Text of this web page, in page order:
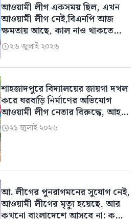
আওয়ামী লীগ একসময় ছিল, এখন
আওয়ামী লীগ নেই,বিএনপি আজ
ক্ষমতায় আছে, কাল নাও থাকতে
পারে: সারজিস আলম
২৬ জুলাই ২০২৬
শাহজাদপুরে বিদ্যালয়ের জায়গা দখল
করে ঘরবাড়ি নির্মাণের অভিযোগ
আওয়ামী লীগ নেতার বিরুদ্ধে, আহত
২
২১ জুলাই ২০২৬
আ. লীগের পুনরাগমনের সুযোগ নেই,
আওয়ামী লীগের মৃত্যু হয়েছে, আর
কখনো বাংলাদেশে আসবে না: কর্নেল